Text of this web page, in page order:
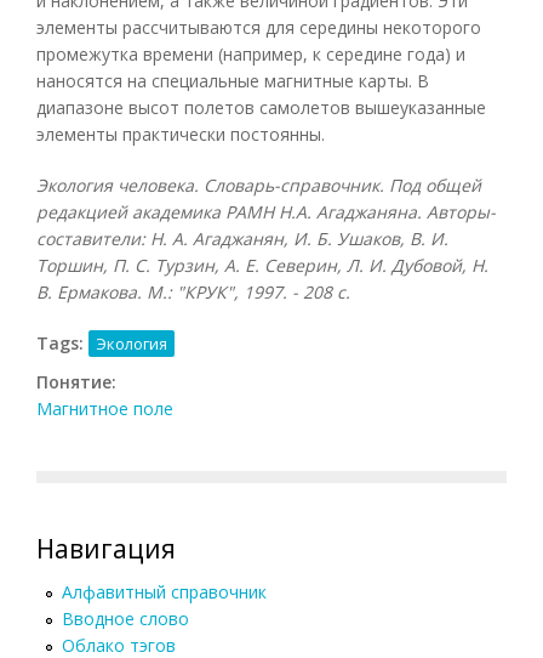
элементы рассчитываются для середины некоторого
промежутка времени (например, к середине года) и
наносятся на специальные магнитные карты. В
диапазоне высот полетов самолетов вышеуказанные
элементы практически постоянны.
Экология человека. Словарь-справочник. Под общей
редакцией академика РАМН Н.А. Агаджаняна. Авторы-
составители: Н. А. Агаджанян, И. Б. Ушаков, В. И.
Торшин, П. С. Турзин, А. Е. Северин, Л. И. Дубовой, Н.
В. Ермакова. М.: "КРУК", 1997. - 208 с.
Tags: Экология
Понятие:
Магнитное поле
Навигация
Алфавитный справочник
Вводное слово
Облако тэгов